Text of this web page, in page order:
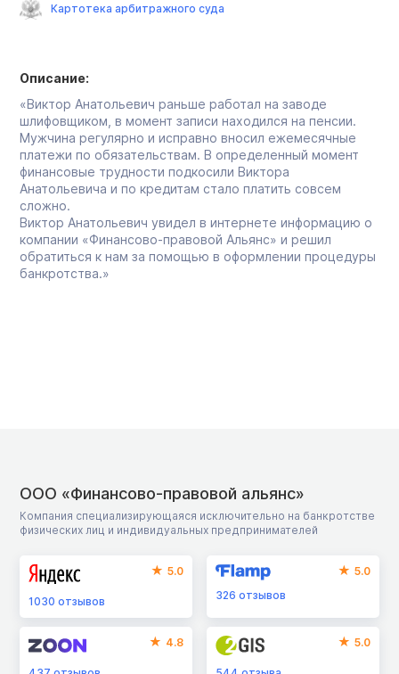
Описание:
«Виктор Анатольевич раньше работал на заводе
шлифовщиком, в момент записи находился на пенсии.
Мужчина регулярно и исправно вносил ежемесячные
платежи по обязательствам. В определенный момент
финансовые трудности подкосили Виктора
Анатольевича и по кредитам стало платить совсем
сложно.
Виктор Анатольевич увидел в интернете информацию о
компании «Финансово-правовой Альянс» и решил
обратиться к нам за помощью в оформлении процедуры
банкротства.»
Картотека арбитражного суда
ООО «Финансово-правовой альянс»
Компания специализирующаяся исключительно на банкротстве
физических лиц и индивидуальных предпринимателей
5.0
1030 отзывов
5.0
326отзывов
4.8 5.0